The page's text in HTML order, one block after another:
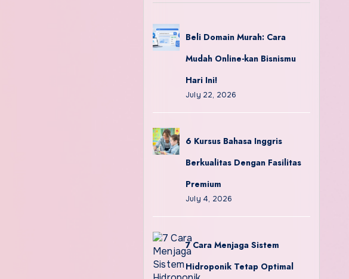
Beli Domain Murah: Cara
Mudah Online-kan Bisnismu
Hari Ini!
July 22, 2026
6 Kursus Bahasa Inggris
Berkualitas Dengan Fasilitas
Premium
July 4, 2026
7 Cara Menjaga Sistem
Hidroponik Tetap Optimal